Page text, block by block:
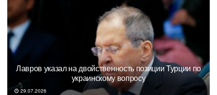
Лавров указал на двойственность позиции Турции по
украинскому вопросу
29.07.2026